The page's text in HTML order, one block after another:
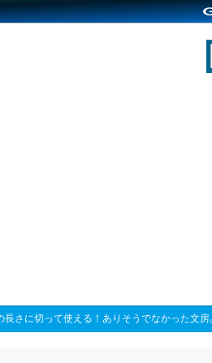
さに切って使える！ありそうでなかった文房